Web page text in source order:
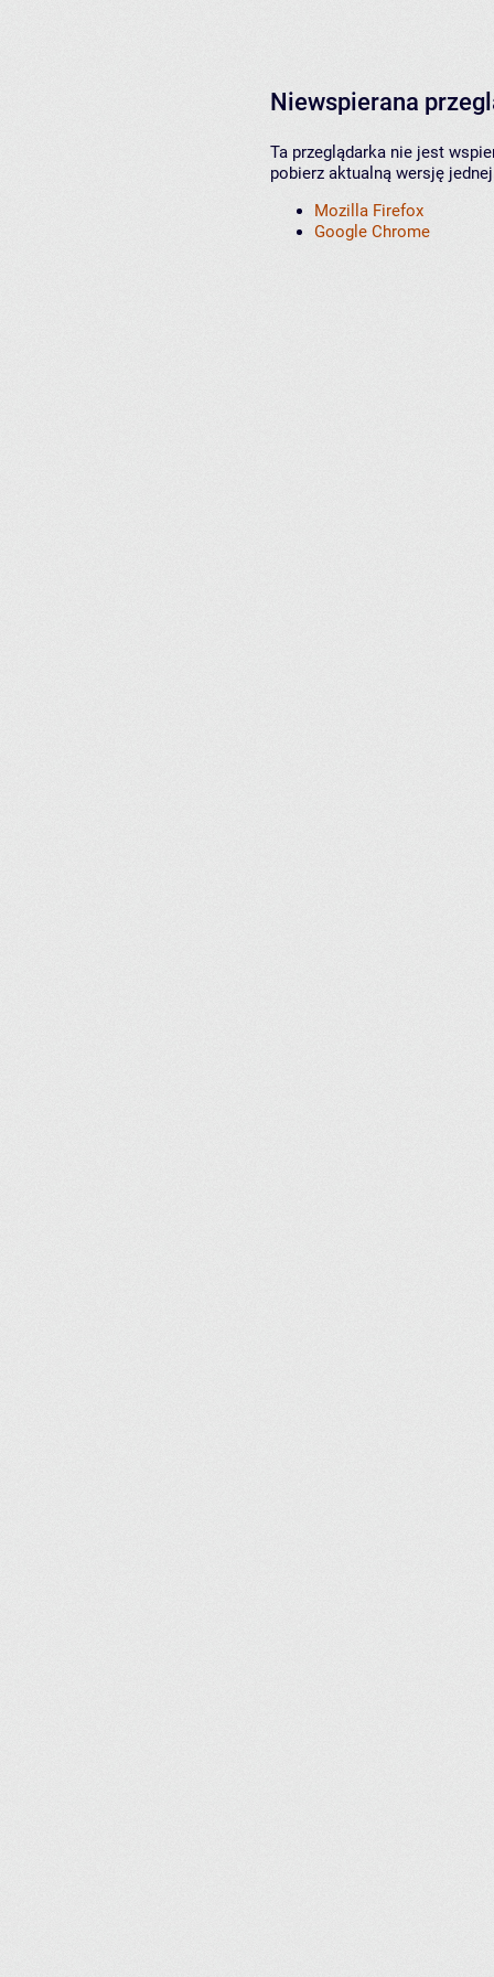
Niewspierana
Ta przeglądarka nie jest
pobierz aktualną wersję
Mozilla Firefox
Google Chrome